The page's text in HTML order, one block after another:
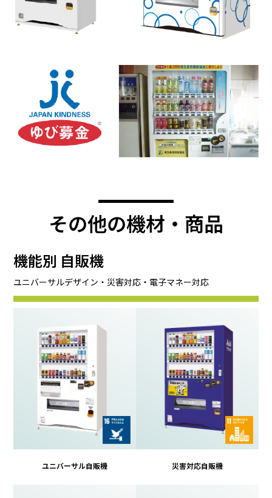
その他の機材・商品
機能別 自販機
ユニバーサルデザイン・災害対応・電子マネー対応
ユニバーサル自販機 災害対応自販機